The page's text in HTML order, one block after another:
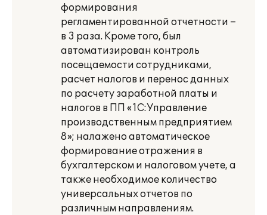
формирования
регламентированной отчетности –
в 3 раза. Кроме того, был
автоматизирован контроль
посещаемости сотрудниками,
расчет налогов и перенос данных
по расчету заработной платы и
налогов в ПП «1С:Управление
производственным предприятием
8»; налажено автоматическое
формирование отражения в
бухгалтерском и налоговом учете, а
также необходимое количество
универсальных отчетов по
различным направлениям.